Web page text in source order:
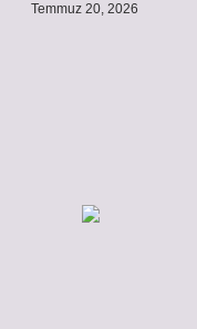
Temmuz 20, 2026